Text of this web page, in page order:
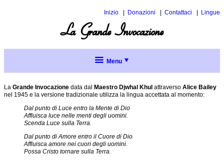
Inizio Donazioni Contattaci
Lingue
La Grande Invocazione
Menu
Invocazione
dell'invocazione
profondi
La Grande Invocazione data dal Maestro Djwhal Khul attraverso Alice Bailey
nel 1945 e la versione tradizionale utilizza la lingua accettata al momento:
Dal punto di Luce entro la Mente di Dio
Affluisca luce nelle menti degli uomini.
Scenda Luce sulla Terra.
Dal punto di Amore entro il Cuore di Dio
Affluisca amore nei cuori degli uomini.
Possa Cristo tornare sulla Terra.